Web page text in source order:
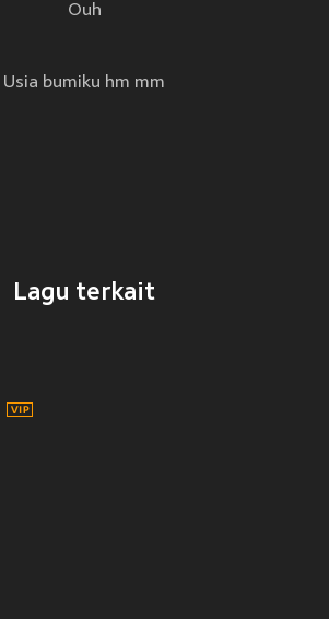
Ouh
Usia bumiku hm mm
Lagu terkait